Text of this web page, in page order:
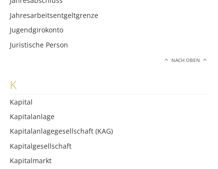
Jahresarbeitsentgeltgrenze
Jugendgirokonto
Juristische Person
NACH OBEN
K
Kapital
Kapitalanlage
Kapitalanlagegesellschaft (KAG)
Kapitalgesellschaft
Kapitalmarkt